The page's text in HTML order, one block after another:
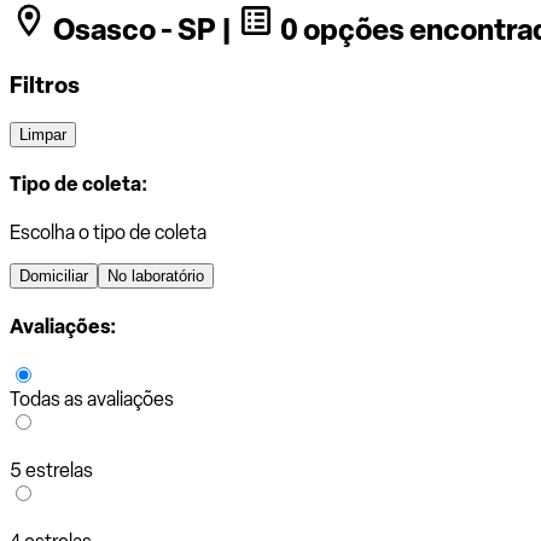
Osasco - SP | 0 opções
Filtros
Limpar
Tipo de coleta:
Escolha o tipo de coleta
Domiciliar No laboratório
Avaliações:
Todas as avaliações
5 estrelas